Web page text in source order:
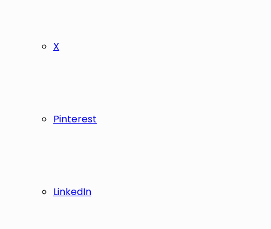
X
Pinterest
LinkedIn